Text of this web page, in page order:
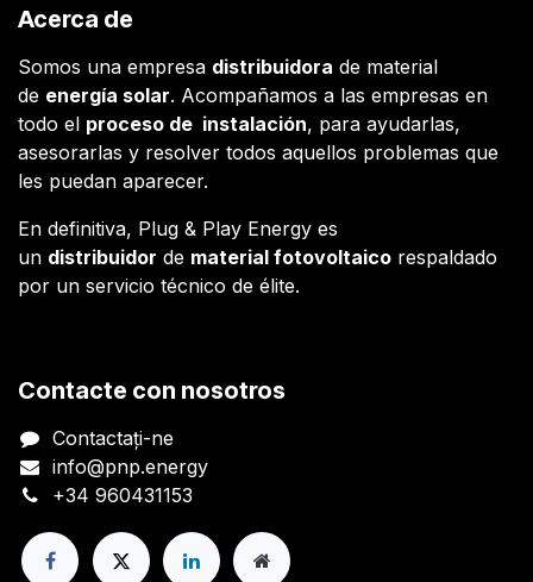
Acerca de
Somos una empresa distribuidora de material
de energía solar. Acompañamos a las empresas en
todo el proceso de instalación, para ayudarlas,
asesorarlas y resolver todos aquellos problemas que
les puedan aparecer.
En definitiva, Plug & Play Energy es
un distribuidor de material fotovoltaico respaldado
por un servicio técnico de élite.
Contacte con nosotros
Contactați-ne
info@pnp.energy
+34 960431153